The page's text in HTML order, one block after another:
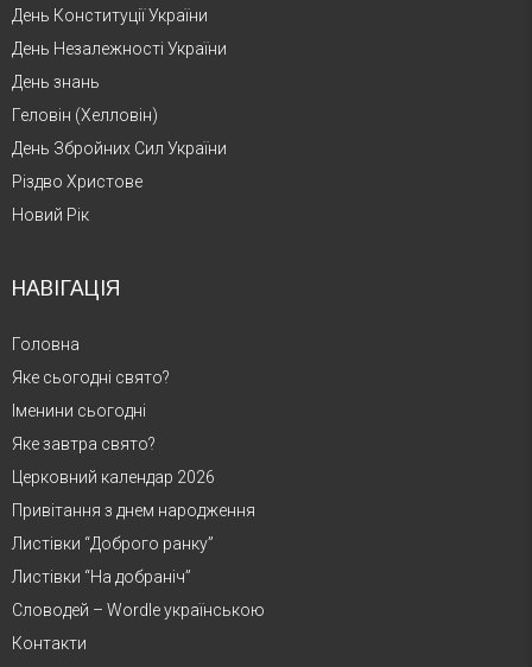
День Конституції України
День Незалежності України
День знань
Геловін (Хелловін)
День Збройних Сил України
Різдво Христове
Новий Рік
НАВІГАЦІЯ
Головна
Яке сьогодні свято?
Іменини сьогодні
Яке завтра свято?
Церковний календар 2026
Привітання з днем народження
Листівки “Доброго ранку”
Листівки “На добраніч”
Словодей – Wordle українською
Контакти